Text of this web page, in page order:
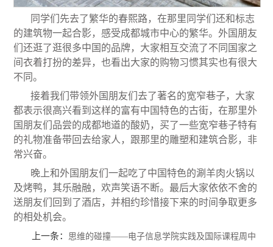
同学们先去了繁华的春熙路，在那里同学们还和标志
的建筑物一起合影，感受成都城市中心的繁华。外国朋友
们还逛了逛很多中国的品牌，大家相互交流了不同国家之
间衣着打扮的差异，也看出大家的购物习惯其实也有很大
不同。
接着我们带领外国朋友们去了著名的宽窄巷子，大家
都表示很高兴看到这样的富有中国特色的古街，在那里外
国朋友们品尝的成都地道的酸奶，买了一些宽窄巷子特有
的礼物准备带回去给家人，跟那里的雕塑和建筑合影，非
常兴奋。
晚上和外国朋友们一起吃了中国特色的涮羊肉火锅以
及烤鸭，其乐融融，欢声笑语不断。最后大家依依不舍的
送朋友们回到了酒店，并相约珍惜接下来的时间争取更多
的相处机会。
上一条：
思维的碰撞——电子信息学院实践及国际课程周中